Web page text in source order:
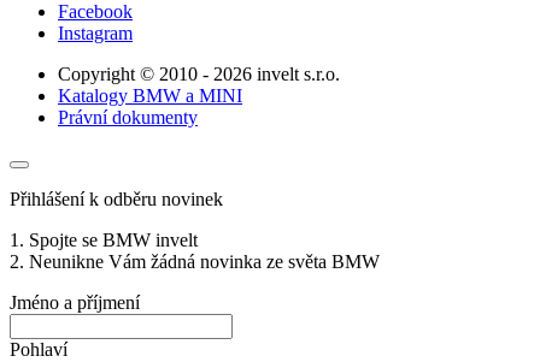
Facebook
Instagram
Copyright © 2010 - 2026 invelt s.r.o.
Katalogy BMW a MINI
Právní dokumenty
Přihlášení k odběru novinek
1. Spojte se BMW invelt
2. Neunikne Vám žádná novinka ze světa BMW
Jméno a příjmení
Pohlaví